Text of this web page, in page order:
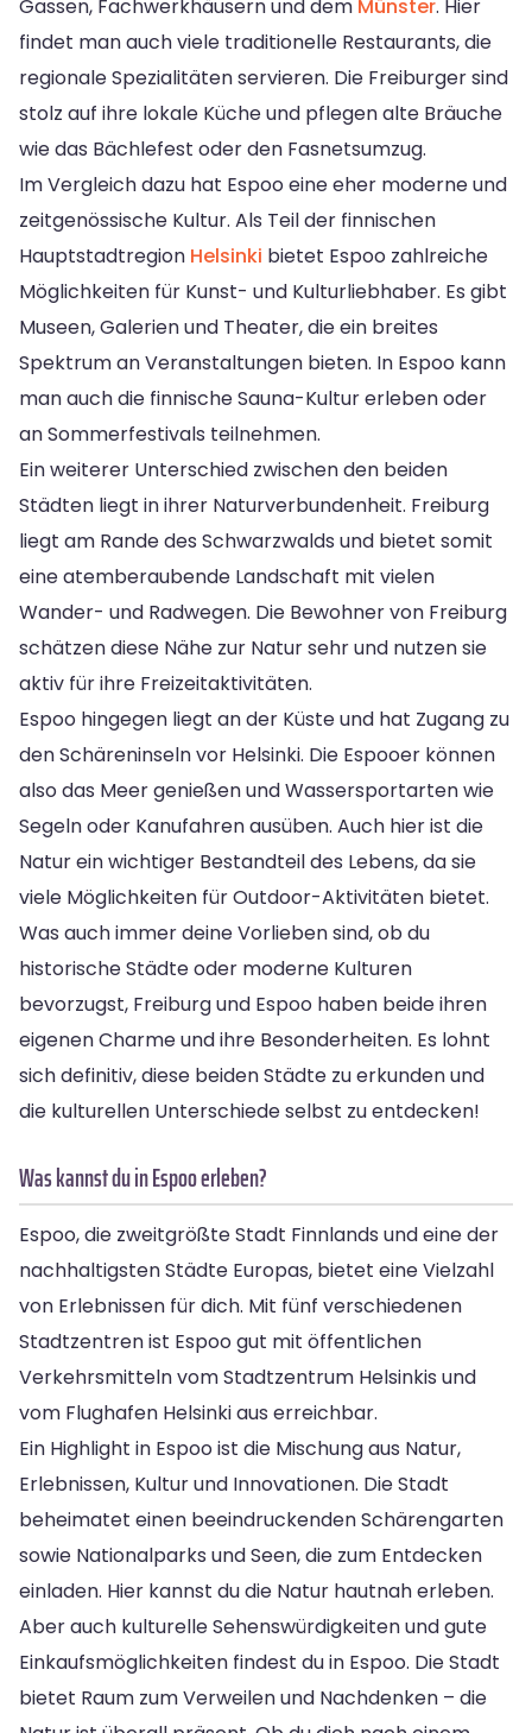
Gassen, Fachwerkhäusern und dem Münster. Hier
findet man auch viele traditionelle Restaurants, die
regionale Spezialitäten servieren. Die Freiburger sind
stolz auf ihre lokale Küche und pflegen alte Bräuche
wie das Bächlefest oder den Fasnetsumzug.
Im Vergleich dazu hat Espoo eine eher moderne und
zeitgenössische Kultur. Als Teil der finnischen
Hauptstadtregion Helsinki bietet Espoo zahlreiche
Möglichkeiten für Kunst- und Kulturliebhaber. Es gibt
Museen, Galerien und Theater, die ein breites
Spektrum an Veranstaltungen bieten. In Espoo kann
man auch die finnische Sauna-Kultur erleben oder
an Sommerfestivals teilnehmen.
Ein weiterer Unterschied zwischen den beiden
Städten liegt in ihrer Naturverbundenheit. Freiburg
liegt am Rande des Schwarzwalds und bietet somit
eine atemberaubende Landschaft mit vielen
Wander- und Radwegen. Die Bewohner von Freiburg
schätzen diese Nähe zur Natur sehr und nutzen sie
aktiv für ihre Freizeitaktivitäten.
Espoo hingegen liegt an der Küste und hat Zugang zu
den Schäreninseln vor Helsinki. Die Espooer können
also das Meer genießen und Wassersportarten wie
Segeln oder Kanufahren ausüben. Auch hier ist die
Natur ein wichtiger Bestandteil des Lebens, da sie
viele Möglichkeiten für Outdoor-Aktivitäten bietet.
Was auch immer deine Vorlieben sind, ob du
historische Städte oder moderne Kulturen
bevorzugst, Freiburg und Espoo haben beide ihren
eigenen Charme und ihre Besonderheiten. Es lohnt
sich definitiv, diese beiden Städte zu erkunden und
die kulturellen Unterschiede selbst zu entdecken!
Was kannst du in Espoo erleben?
Espoo, die zweitgrößte Stadt Finnlands und eine der
nachhaltigsten Städte Europas, bietet eine Vielzahl
von Erlebnissen für dich. Mit fünf verschiedenen
Stadtzentren ist Espoo gut mit öffentlichen
Verkehrsmitteln vom Stadtzentrum Helsinkis und
vom Flughafen Helsinki aus erreichbar.
Ein Highlight in Espoo ist die Mischung aus Natur,
Erlebnissen, Kultur und Innovationen. Die Stadt
beheimatet einen beeindruckenden Schärengarten
sowie Nationalparks und Seen, die zum Entdecken
einladen. Hier kannst du die Natur hautnah erleben.
Aber auch kulturelle Sehenswürdigkeiten und gute
Einkaufsmöglichkeiten findest du in Espoo. Die Stadt
bietet Raum zum Verweilen und Nachdenken – die